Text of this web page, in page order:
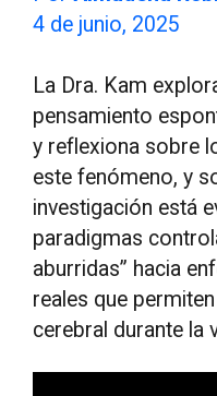
4 de junio, 2025
La Dra. Kam
pensamiento
y reflexiona sobre
este fenómeno, y
investigación está
paradigmas
aburridas” hacia
reales que
cerebral durante la